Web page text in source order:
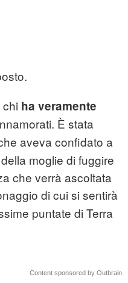
ha veramente
È stata
aveva confidato a
moglie di fuggire
che verrà ascoltata
di cui si sentirà
puntate di Terra
Content sponsored by Outbrain